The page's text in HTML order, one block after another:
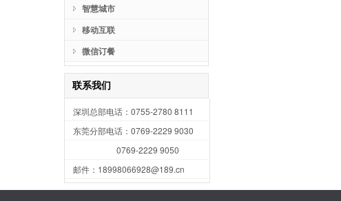
智慧城市
移动互联
微信订餐
联系我们
深圳总部电话：0755-2780 8111
东莞分部电话：0769-2229 9030
0769-2229 9050
邮件：18998066928@189.cn